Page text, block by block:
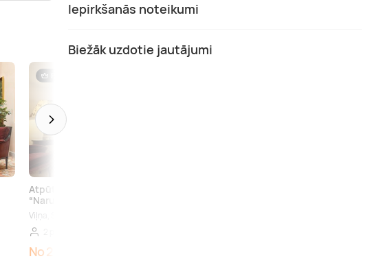
Iepirkšanās noteikumi
Biežāk uzdotie jautājumi
Atpūta un vakariņas diviem viesnīcā
“Narutis”
Viļņa, SPA Lietuvā, Lietuva
No 285,00 €